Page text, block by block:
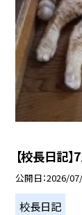
【校長日記
公開日 2026/
校長日記